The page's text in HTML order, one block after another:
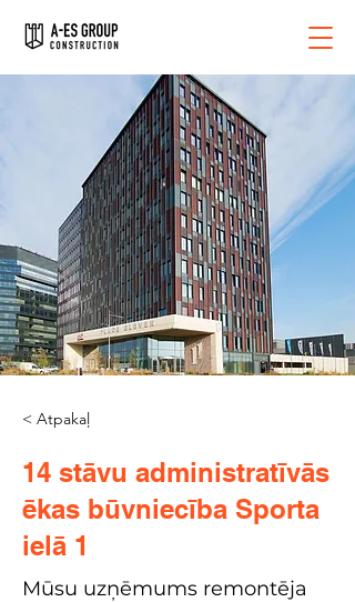
< Atpakaļ
14 stāvu administratīvās
ēkas būvniecība Sporta
ielā 1
Mūsu uzņēmums remontēja